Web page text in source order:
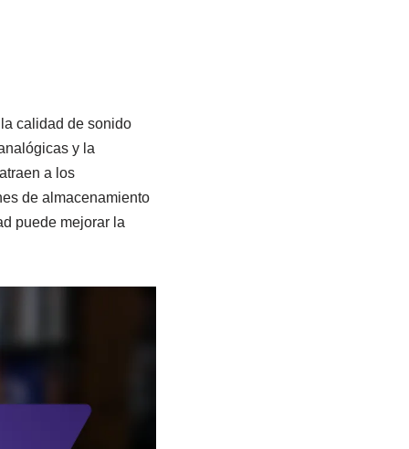
calidad de sonido
y la
a los
de almacenamiento
puede mejorar la